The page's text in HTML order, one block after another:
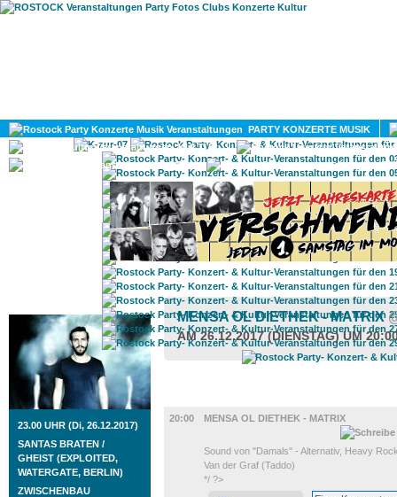
PARTY KONZERTE MUSIK
KULTUR
GAY
ROSTOCK TAGESTIPP
23.00 UHR (Di, 26.12.2017)
SANTAS BRATEN /
GHEIST (EXPLOITED,
WATERGATE, BERLIN)
ZWISCHENBAU
MENSA OL DIETHEK - MATRIX
AM 26.12.2017 (DIENSTAG) UM
20:00
MENSA OL DIETHEK - MATRIX
Sound von "Damals" - Alternativ, Heavy
Van der Graf (Taddo)
*/ ?>